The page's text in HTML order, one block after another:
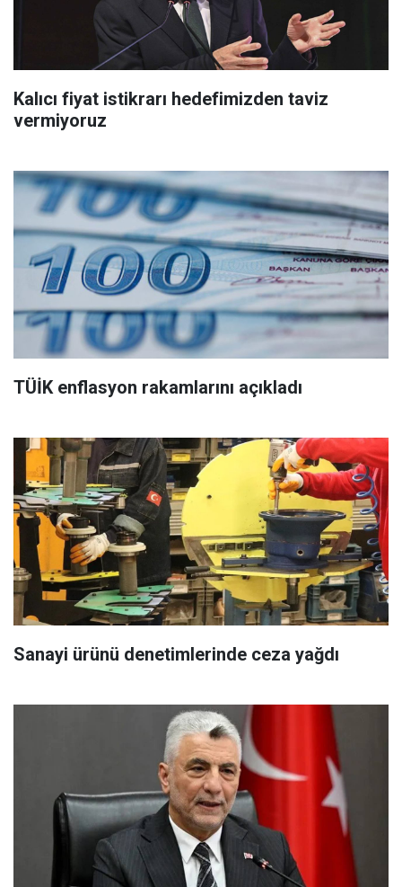
Kalıcı fiyat istikrarı hedefimizden taviz
vermiyoruz
TÜİK enflasyon rakamlarını açıkladı
Sanayi ürünü denetimlerinde ceza yağdı